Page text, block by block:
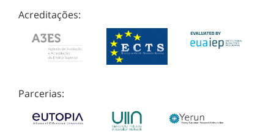
Acreditações:
Parcerias: